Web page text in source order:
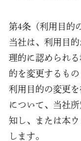
第4条（利用目的
当社は、利用目
理的に認められ
的を変更するもの
利用目的の変更
について、当社
知し、または本
します。